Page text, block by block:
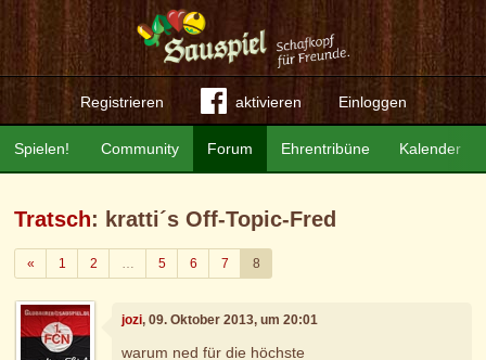
Registrieren aktivieren Einloggen
Community Forum Ehrentribüne Kalender
Spielen!
Tratsch: kratti´s Off-Topic-Fred
«Zurück
1 2 … 5 6 7 8
jozi, 09. Oktober 2013, um 20:01
warum ned für die höchste